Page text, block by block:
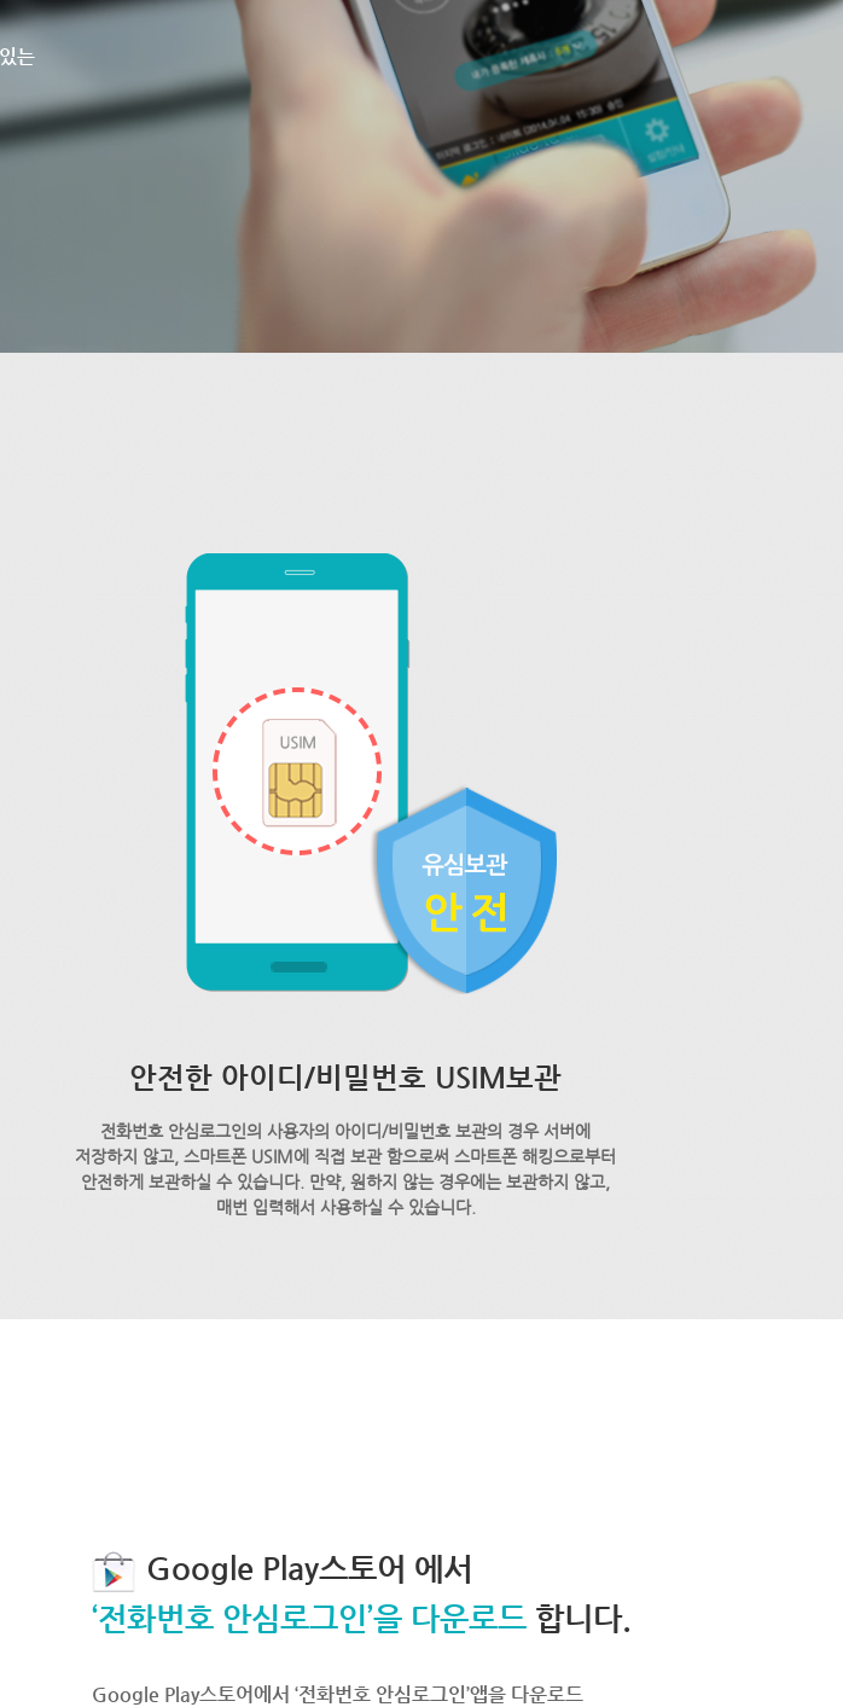
는
안전한 아이디/비밀번호 USIM보관
전화번호 안심로그인의 사용자의 아이디/비밀번호 보관의 경우 서버에
저장하지 않고, 스마트폰 USIM에 직접 보관 함으로써 스마트폰 해킹으로부터
안전하게 보관하실 수 있습니다. 만약, 원하지 않는 경우에는 보관하지 않고,
매번 입력해서 사용하실 수 있습니다.
Google Play스토어 에서
‘전화번호 안심로그인’을 다운로드 합니다.
Google Play스토어에서 ‘전화번호 안심로그인’앱을 다운로드